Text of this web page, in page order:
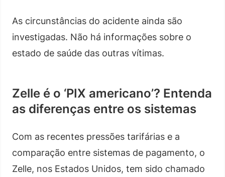
As circunstâncias do acidente ainda são
investigadas. Não há informações sobre o
estado de saúde das outras vítimas.
Zelle é o ‘PIX americano’? Entenda
as diferenças entre os sistemas
Com as recentes pressões tarifárias e a
comparação entre sistemas de pagamento, o
Zelle, nos Estados Unidos, tem sido chamado